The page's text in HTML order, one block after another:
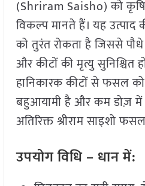
(Shriram Saisho) को कृषि
विकल्प मानते हैं। यह उत्पाद
को तुरंत रोकता है जिससे
और कीटों की मृत्यु सुनिश्चित
हानिकारक कीटों से फसल को
बहुआयामी है और कम डोज़ में
अतिरिक्त श्रीराम साइशो
उपयोगविधि– धानमें: